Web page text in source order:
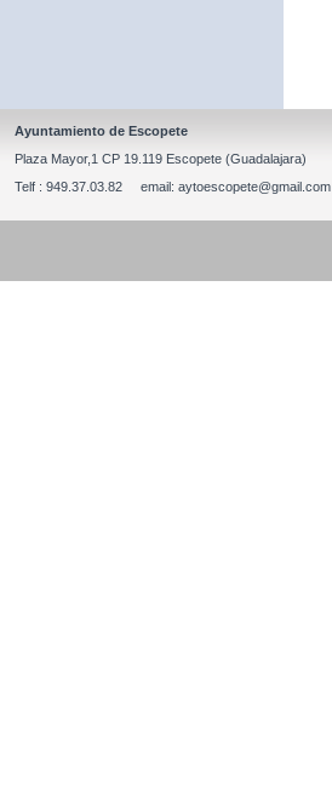
Ayuntamiento de Escopete
Plaza Mayor,1 CP 19.119 Escopete (Guadalajara)
Telf : 949.37.03.82 email: aytoescopete@gmail.com